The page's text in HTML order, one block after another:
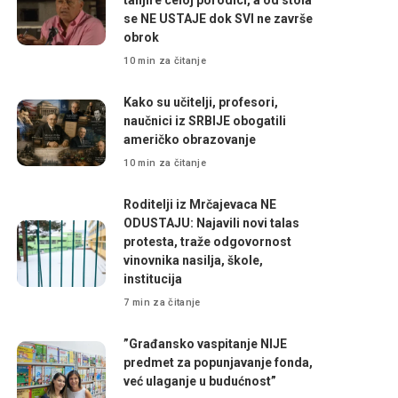
se NE USTAJE dok SVI ne završe
obrok
10 min za čitanje
Kako su učitelji, profesori,
naučnici iz SRBIJE obogatili
američko obrazovanje
10 min za čitanje
Roditelji iz Mrčajevaca NE
ODUSTAJU: Najavili novi talas
protesta, traže odgovornost
vinovnika nasilja, škole,
institucija
7 min za čitanje
”Građansko vaspitanje NIJE
predmet za popunjavanje fonda,
već ulaganje u budućnost”